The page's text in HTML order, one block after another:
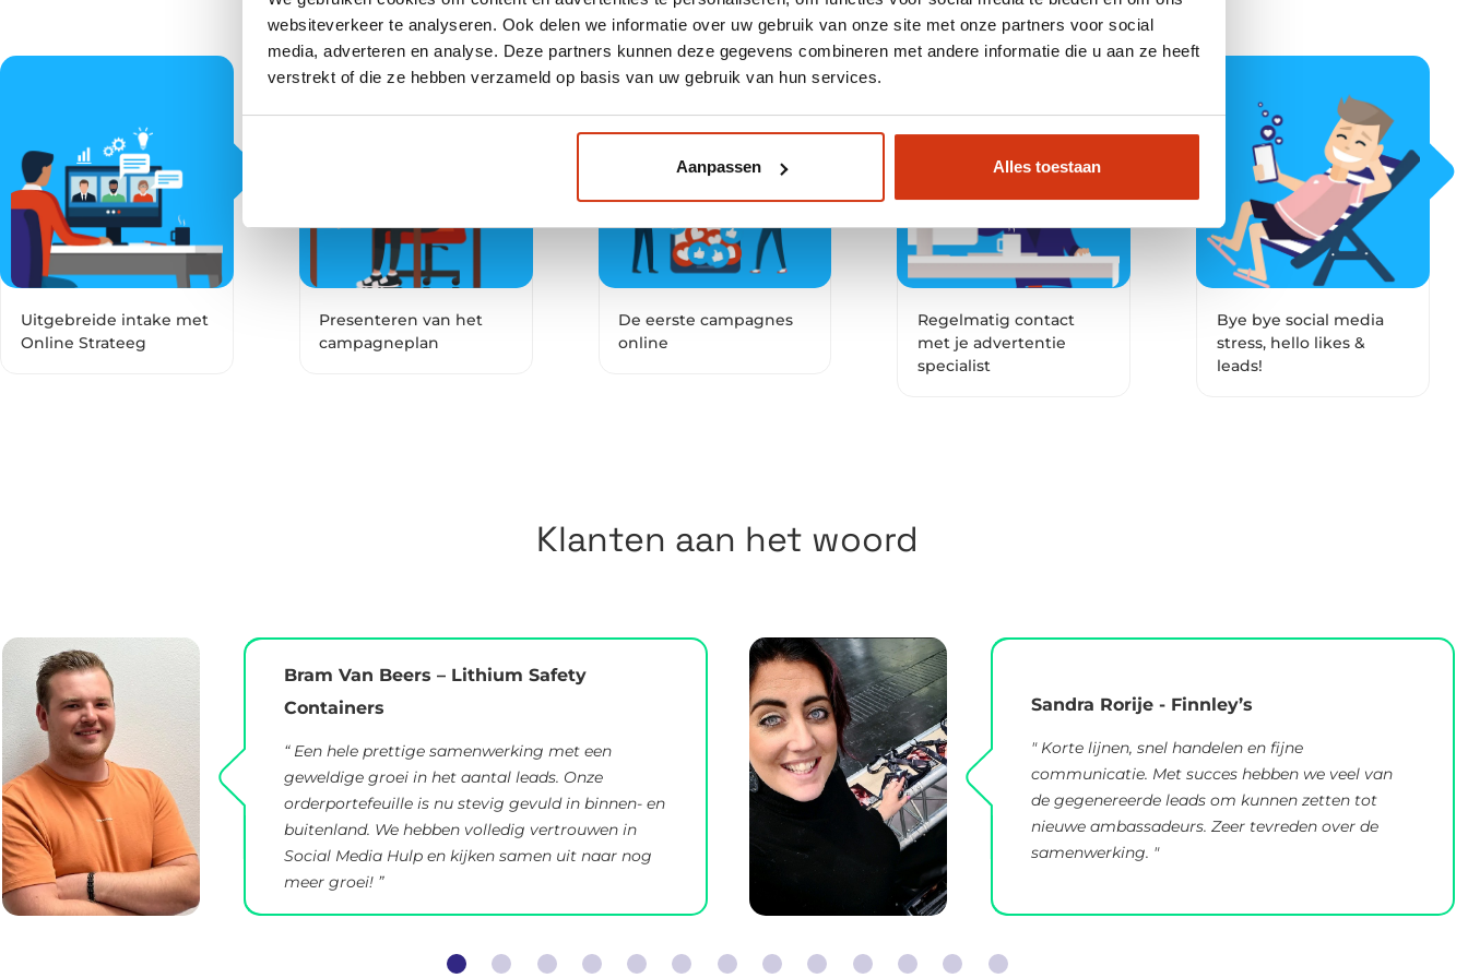
websiteverkeer te analyseren. Ook delen we informatie over uw gebruik van onze site met onze partners voor social
media, adverteren en analyse. Deze partners kunnen deze gegevens combineren met andere informatie die u aan ze heeft
verstrekt of die ze hebben verzameld op basis van uw gebruik van hun services.
Aanpassen Alles toestaan
Uitgebreide intake met
Online Strateeg
Presenteren van het
campagneplan
De eerste campagnes
online
Regelmatig contact
met je advertentie
specialist
Bye bye social media
stress, hello likes &
leads!
Klanten aan het woord
Bram Van Beers – Lithium Safety
Containers
“ Een hele prettige samenwerking met een
geweldige groei in het aantal leads. Onze
orderportefeuille is nu stevig gevuld in binnen- en
buitenland. We hebben volledig vertrouwen in
Social Media Hulp en kijken samen uit naar nog
meer groei! ”
Sandra Rorije - Finnley’s
" Korte lijnen, snel handelen en fijne
communicatie. Met succes hebben we veel van
de gegenereerde leads om kunnen zetten tot
nieuwe ambassadeurs. Zeer tevreden over de
samenwerking. "